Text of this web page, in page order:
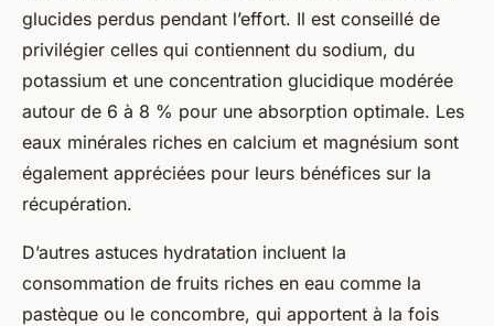
glucides perdus pendant l’effort. Il est conseillé de
privilégier celles qui contiennent du sodium, du
potassium et une concentration glucidique modérée
autour de 6 à 8 % pour une absorption optimale. Les
eaux minérales riches en calcium et magnésium sont
également appréciées pour leurs bénéfices sur la
récupération.
D’autres astuces hydratation incluent la
consommation de fruits riches en eau comme la
pastèque ou le concombre, qui apportent à la fois